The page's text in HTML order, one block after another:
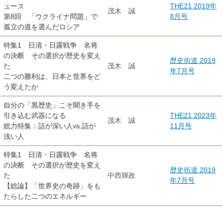
ュース
第8回 「ウクライナ問題」で
孤立の道を選んだロシア
茂木 誠
THE21 2019年
8月号
特集1 日清・日露戦争 名将
の決断 その選択が歴史を変え
た
二つの勝利は、日本と世界をど
う変えたか
茂木 誠
歴史街道 2019
年7月号
自分の「黒歴史」こそ聞き手を
引き込む武器になる
総力特集：話が深い人vs.話が
浅い人
茂木 誠
THE21 2023年
11月号
特集1 日清・日露戦争 名将
の決断 その選択が歴史を変え
た
【総論】「世界史の奇跡」をも
たらした二つのエネルギー
中西輝政
歴史街道 2019
年7月号